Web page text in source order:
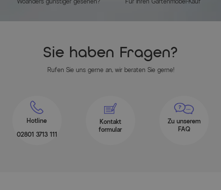
Sie haben Fragen?
Rufen Sie uns gerne an, wir beraten Sie gerne!
Hotline
02801 3713 111
Kontakt
formular
Zu unserem
FAQ